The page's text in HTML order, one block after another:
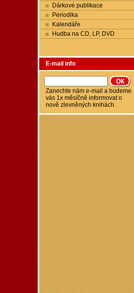
Dárkové publikace
Periodika
Kalendáře
Hudba na CD, LP, DVD
E-mail info
Zanechte nám e-mail a budeme
vás 1x měsíčně informovat o
nově zlevněných knihách.